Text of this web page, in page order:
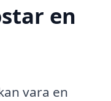
en
vara en